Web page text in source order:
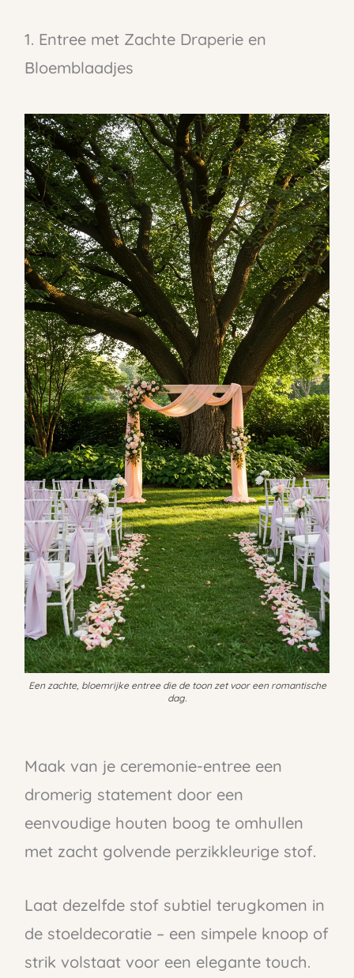
1. Entree met Zachte Draperie en
Bloemblaadjes
Een zachte, bloemrijke entree die de toon zet voor een romantische
dag.
Maak van je ceremonie-entree een
dromerig statement door een
eenvoudige houten boog te omhullen
met zacht golvende perzikkleurige stof.
Laat dezelfde stof subtiel terugkomen in
de stoeldecoratie – een simpele knoop of
strik volstaat voor een elegante touch.